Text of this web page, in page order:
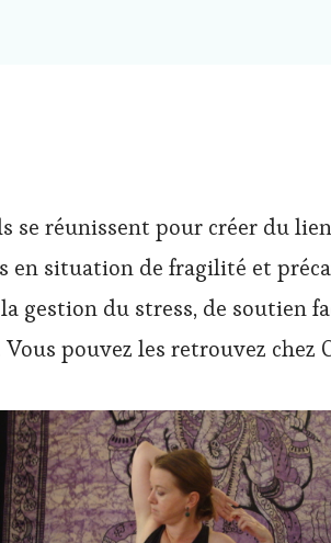
se réunissent pour créer du
en situation de fragilité et
gestion du stress, de soutien
pouvez les retrouvez chez